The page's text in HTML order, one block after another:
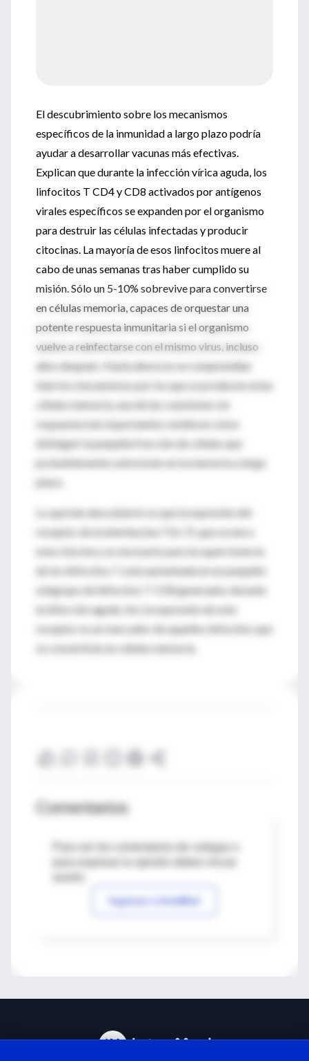
El descubrimiento sobre los mecanismos
específicos de la inmunidad a largo plazo podría
ayudar a desarrollar vacunas más efectivas.
Explican que durante la infección vírica aguda, los
linfocitos T CD4 y CD8 activados por antígenos
virales específicos se expanden por el organismo
para destruir las células infectadas y producir
citocinas. La mayoría de esos linfocitos muere al
cabo de unas semanas tras haber cumplido su
misión. Sólo un 5-10% sobrevive para convertirse
en células memoria, capaces de orquestar una
potente respuesta inmunitaria si el organismo
vuelve a reinfectarse con el mismo virus, incluso
años después. Hasta ahora no se comprendían
bien los mecanismos por los que se producen estas
células memoria, una de las cuestiones sin
respuesta más importantes residía en cómo
distinguir la pequeña fracción de células que
probablemente sobreviven en la memoria a largo
plazo.
Lo que han descubierto es que la expresión del
receptor de la interleucina 7 (IL-7), que se une a
esta citocina y es necesario para la supervivencia
de los linfocitos 7, está aumentada en un pequeño
subgrupo de linfocitos T CD8 generados durante
la infección aguda. Así, la expresión de este
receptor es un marcador de aquellos linfocitos que
se convertirán en células memoria.
Comentarios
Para ver los comentarios de colegas o
Ingresar a IntraMed